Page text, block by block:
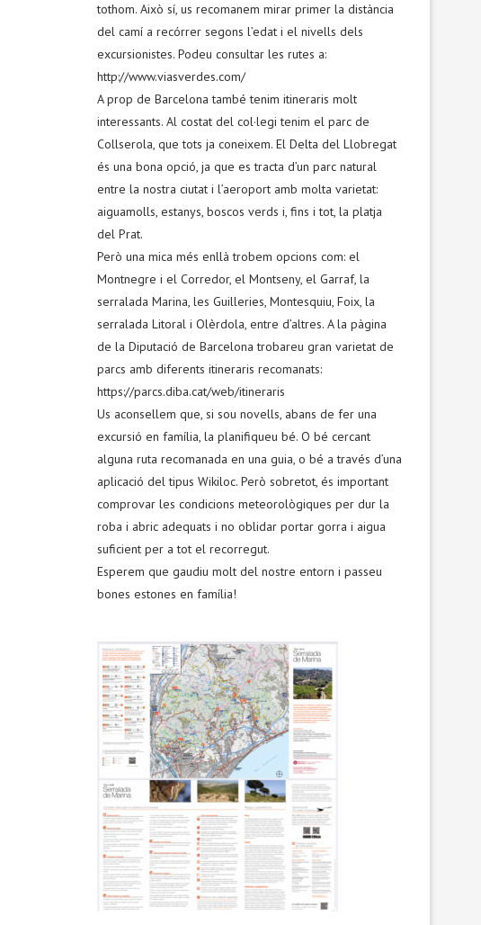
tothom. Això sí, us recomanem mirar primer la distància
del camí a recórrer segons l’edat i el nivells dels
excursionistes. Podeu consultar les rutes a:
http://www.viasverdes.com/
A prop de Barcelona també tenim itineraris molt
interessants. Al costat del col·legi tenim el parc de
Collserola, que tots ja coneixem. El Delta del Llobregat
és una bona opció, ja que es tracta d’un parc natural
entre la nostra ciutat i l’aeroport amb molta varietat:
aiguamolls, estanys, boscos verds i, fins i tot, la platja
del Prat.
Però una mica més enllà trobem opcions com: el
Montnegre i el Corredor, el Montseny, el Garraf, la
serralada Marina, les Guilleries, Montesquiu, Foix, la
serralada Litoral i Olèrdola, entre d’altres. A la pàgina
de la Diputació de Barcelona trobareu gran varietat de
parcs amb diferents itineraris recomanats:
https://parcs.diba.cat/web/itineraris
Us aconsellem que, si sou novells, abans de fer una
excursió en família, la planifiqueu bé. O bé cercant
alguna ruta recomanada en una guia, o bé a través d’una
aplicació del tipus Wikiloc. Però sobretot, és important
comprovar les condicions meteorològiques per dur la
roba i abric adequats i no oblidar portar gorra i aigua
suficient per a tot el recorregut.
Esperem que gaudiu molt del nostre entorn i passeu
bones estones en família!